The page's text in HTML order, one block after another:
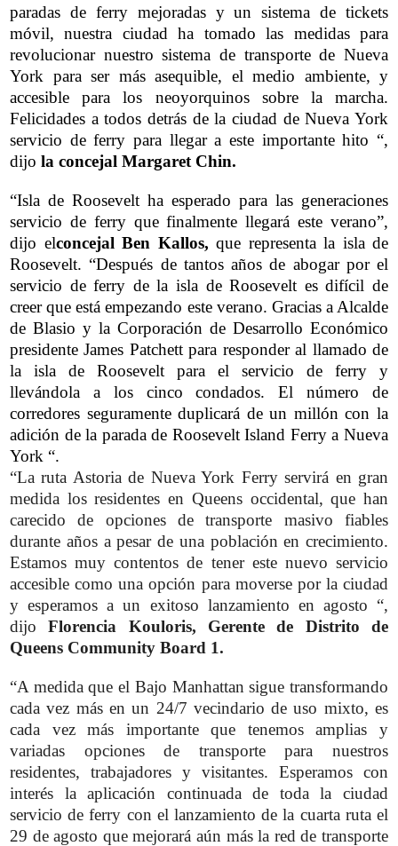
paradas de ferry mejoradas y un sistema de tickets
móvil, nuestra ciudad ha tomado las medidas para
revolucionar nuestro sistema de transporte de Nueva
York para ser más asequible, el medio ambiente, y
accesible para los neoyorquinos sobre la marcha.
Felicidades a todos detrás de la ciudad de Nueva York
servicio de ferry para llegar a este importante hito “,
dijo la concejal Margaret Chin.
“Isla de Roosevelt ha esperado para las generaciones
servicio de ferry que finalmente llegará este verano”,
dijo elconcejal Ben Kallos, que representa la isla de
Roosevelt. “Después de tantos años de abogar por el
servicio de ferry de la isla de Roosevelt es difícil de
creer que está empezando este verano. Gracias a Alcalde
de Blasio y la Corporación de Desarrollo Económico
presidente James Patchett para responder al llamado de
la isla de Roosevelt para el servicio de ferry y
llevándola a los cinco condados. El número de
corredores seguramente duplicará de un millón con la
adición de la parada de Roosevelt Island Ferry a Nueva
York “.
“La ruta Astoria de Nueva York Ferry servirá en gran
medida los residentes en Queens occidental, que han
carecido de opciones de transporte masivo fiables
durante años a pesar de una población en crecimiento.
Estamos muy contentos de tener este nuevo servicio
accesible como una opción para moverse por la ciudad
y esperamos a un exitoso lanzamiento en agosto “,
dijoFlorencia Kouloris, Gerente de Distrito de
Queens Community Board 1.
“A medida que el Bajo Manhattan sigue transformando
cada vez más en un 24/7 vecindario de uso mixto, es
cada vez más importante que tenemos amplias y
variadas opciones de transporte para nuestros
residentes, trabajadores y visitantes. Esperamos con
interés la aplicación continuada de toda la ciudad
servicio de ferry con el lanzamiento de la cuarta ruta el
29 de agosto que mejorará aún más la red de transporte